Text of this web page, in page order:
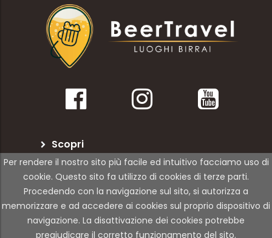
Per rendere il nostro sito più facile ed intuitivo facciamo uso di
cookie. Questo sito fa utilizzo di cookies di terze parti.
Procedendo con la navigazione sul sito, si autorizza a
memorizzare e ad accedere ai cookies sul proprio dispositivo di
navigazione. La disattivazione dei cookies potrebbe
pregiudicare il corretto funzionamento del sito.
Scopri
BeerTravel
Per le attività